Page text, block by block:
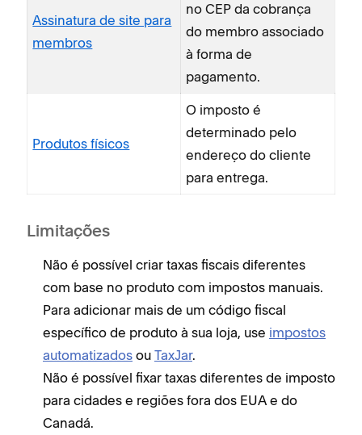
Assinatura de site para
membros
no CEP da cobrança
do membro associado
à forma de
pagamento.
Produtos físicos
O imposto é
determinado pelo
endereço do cliente
para entrega.
Limitações
Não é possível criar taxas fiscais diferentes
com base no produto com impostos manuais.
Para adicionar mais de um código fiscal
específico de produto à sua loja, use impostos
automatizados ou TaxJar.
Não é possível fixar taxas diferentes de imposto
para cidades e regiões fora dos EUA e do
Canadá.